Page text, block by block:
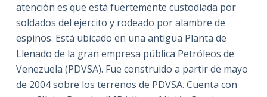
atención es que está fuertemente custodiada por
soldados del ejercito y rodeado por alambre de
espinos. Está ubicado en una antigua Planta de
Llenado de la gran empresa pública Petróleos de
Venezuela (PDVSA). Fue construido a partir de mayo
de 2004 sobre los terrenos de PDVSA. Cuenta con